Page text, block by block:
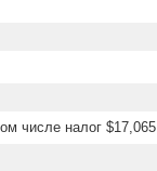
числе налог $17,065